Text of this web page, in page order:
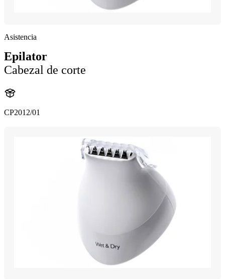
Asistencia
Epilator
Cabezal de corte
CP2012/01